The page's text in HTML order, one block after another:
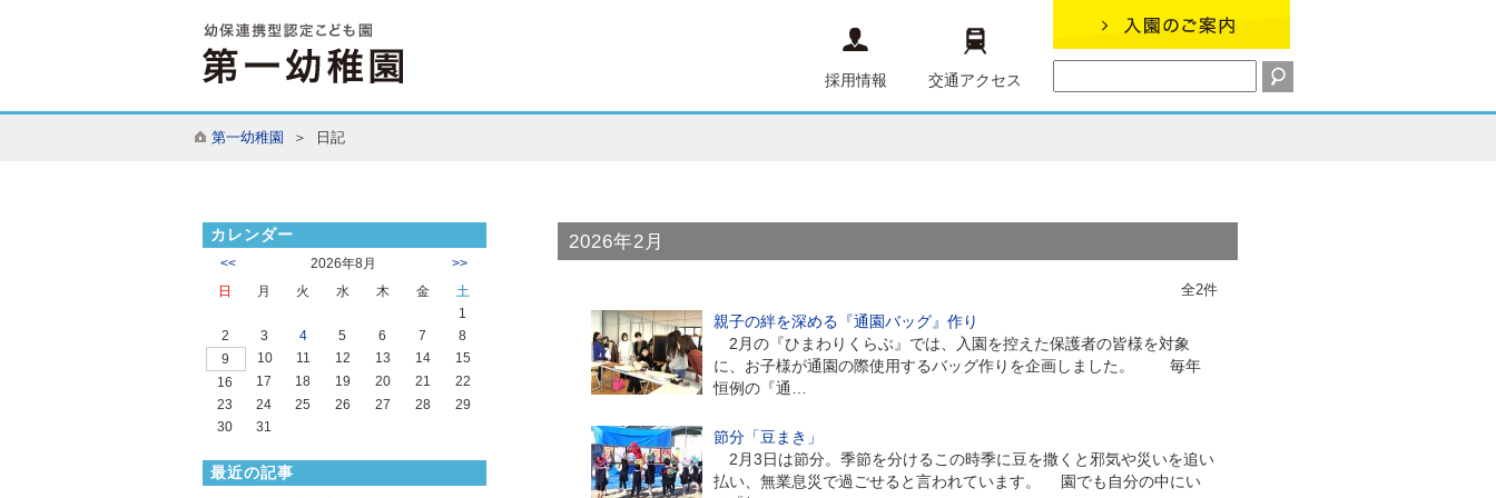
採用情報 交通アクセス
第一幼稚園 ＞ 日記
カレンダー
<< 2026年8月 >>
日 月 火 水 木 金
土
1
2
3 4 5 6 7
8
9
10 11 12 13 14
15
16
17 18 19 20 21
22
23
24 25 26 27 28
29
30
31
最近の記事
2026年2月
全2件
親子の絆を深める『通園バッグ』作り
2月の『ひまわりくらぶ』では、入園を控えた保護者の皆様を対象
に、お子様が通園の際使用するバッグ作りを企画しました。 毎年
恒例の『通…
節分「豆まき」
2月3日は節分。季節を分けるこの時季に豆を撒くと邪気や災いを追い
払い、無業息災で過ごせると言われています。 園でも自分の中にい